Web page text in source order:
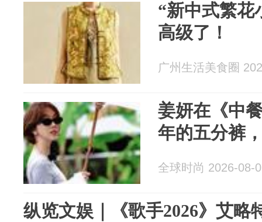
“新中式繁花
高级了！
广州生活美食圈
姜妍在《中
年的五分裤
全球时尚 2026-08-
纵览文娱｜《歌手2026》艾略